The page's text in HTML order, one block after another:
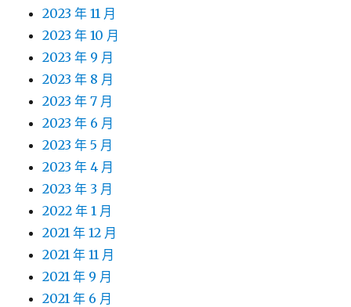
2023 年 11 月
2023 年 10 月
2023 年 9 月
2023 年 8 月
2023 年 7 月
2023 年 6 月
2023 年 5 月
2023 年 4 月
2023 年 3 月
2022 年 1 月
2021 年 12 月
2021 年 11 月
2021 年 9 月
2021 年 6 月